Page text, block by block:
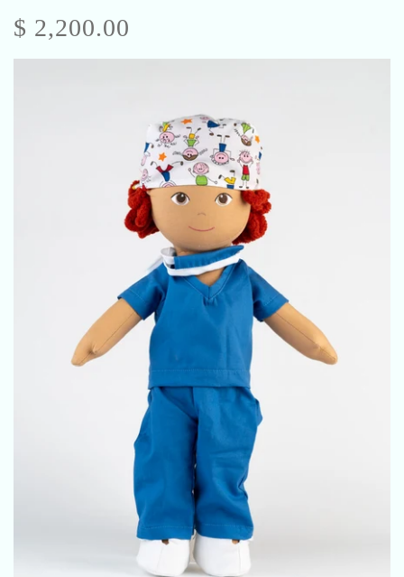
$ 2,200.00